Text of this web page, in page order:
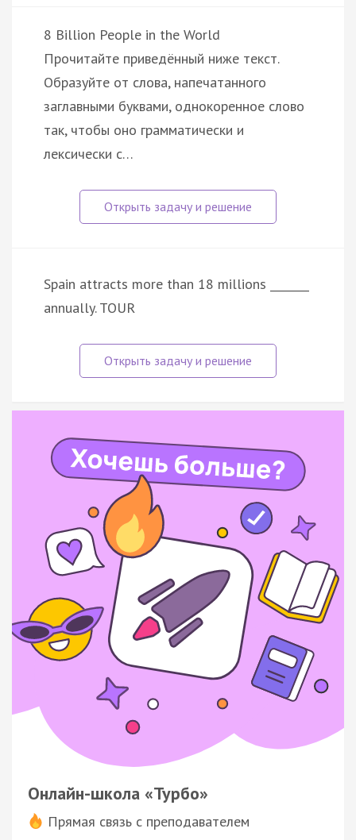
8 Billion People in the World
Прочитайте приведённый ниже текст.
Образуйте от слова, напечатанного
заглавными буквами, однокоренное слово
так, чтобы оно грамматически и
лексически с…
Spain attracts more than 18 millions _______
annually. TOUR
Онлайн-школа «Турбо»
Прямая связь с преподавателем